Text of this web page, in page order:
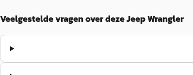
Veelgestelde vragen over deze Jeep Wrangler